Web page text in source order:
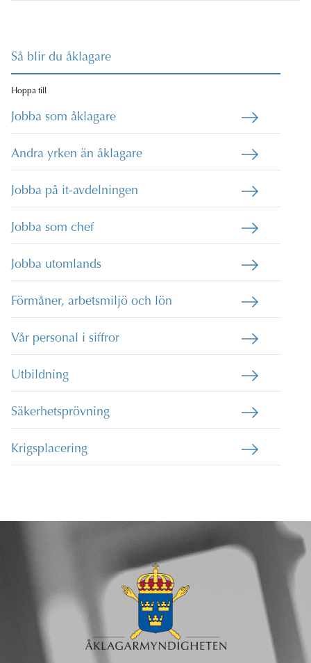
Så blir du åklagare
Hoppa till
Jobba som åklagare
Andra yrken än åklagare
Jobba på it-avdelningen
Jobba som chef
Jobba utomlands
Förmåner, arbetsmiljö och lön
Vår personal i siffror
Utbildning
Säkerhetsprövning
Krigsplacering